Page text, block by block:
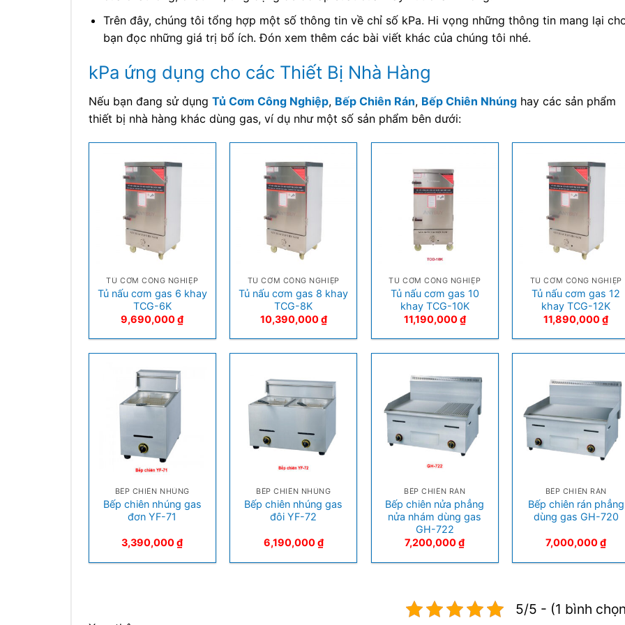
Trên đây, chúng tôi tổng hợp một số thông tin về chỉ số kPa. Hi vọng những thông tin mang lại
bạn đọc những giá trị bổ ích. Đón xem thêm các bài viết khác của chúng tôi nhé.
kPa ứng dụng cho các Thiết Bị Nhà Hàng
Nếu bạn đang sử dụng Tủ Cơm Công Nghiệp, Bếp Chiên Rán, Bếp Chiên Nhúng hay các sản phẩm
thiết bị nhà hàng khác dùng gas, ví dụ như một số sản phẩm bên dưới:
TỦ CƠM CÔNG NGHIỆP
Tủ nấu cơm gas 6 khay
TCG-6K
9,690,000₫
TỦ CƠM CÔNG NGHIỆP
Tủ nấu cơm gas 8 khay
TCG-8K
10,390,000₫
TỦ CƠM CÔNG NGHIỆP
Tủ nấu cơm gas 10
khay TCG-10K
11,190,000₫
TỦ CƠM CÔNG NGHIỆP
Tủ nấu cơm gas 12
khay TCG-12K
11,890,000₫
BẾP CHIÊN NHÚNG
Bếp chiên nhúng gas
đơn YF-71
3,390,000₫
BẾP CHIÊN NHÚNG
Bếp chiên nhúng gas
đôi YF-72
6,190,000₫
BẾP CHIÊN RÁN
Bếp chiên nửa phẳng
nửa nhám dùng gas
GH-722
7,200,000₫
BẾP CHIÊN RÁN
Bếp chiên rán phẳng
dùng gas GH-720
7,000,000₫
5/5 - (1 bình